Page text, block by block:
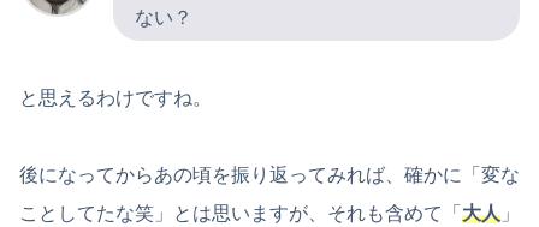
ない？
と思えるわけですね。
後になってからあの頃を振り返ってみれば、確かに「変な
ことしてたな笑」とは思いますが、それも含めて「 大人 」